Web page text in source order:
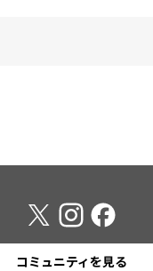
コミュニティを見る